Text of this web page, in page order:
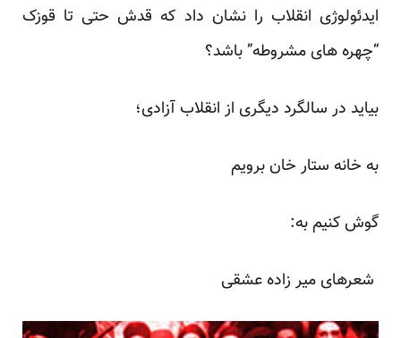
ایدئولوژی انقلاب را نشان داد که قدش حتی تا قوزک
“چهره های مشروطه” باشد؟
بیاید در سالگرد دیگری از انقلاب آزادی؛
به خانه ستار خان برویم
گوش کنیم به:
شعرهای میر زاده عشقی